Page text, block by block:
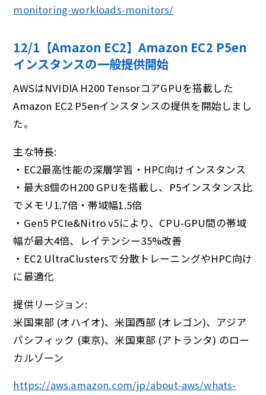
monitoring-workloads-monitors/
12/1【Amazon EC2】Amazon EC2 P5en
インスタンスの⼀般提供開始
AWSはNVIDIA H200 TensorコアGPUを搭載した
Amazon EC2 P5enインスタンスの提供を開始しまし
た。
主な特長:
・EC2最高性能の深層学習・HPC向けインスタンス
・最大8個のH200 GPUを搭載し、P5インスタンス比
でメモリ1.7倍・帯域幅1.5倍
・Gen5 PCIe&Nitro v5により、CPU-GPU間の帯域
幅が最大4倍、レイテンシー35%改善
・EC2 UltraClustersで分散トレーニングやHPC向け
に最適化
提供リージョン:
米国東部 (オハイオ)、米国西部 (オレゴン)、アジア
パシフィック (東京)、米国東部 (アトランタ) のロー
カルゾーン
https://aws.amazon.com/jp/about-aws/whats-